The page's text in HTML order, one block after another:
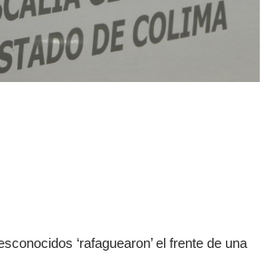
‘rafaguearon’ el frente de una